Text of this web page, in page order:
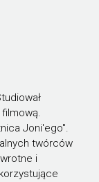
filmową.
Joni'ego".
twórców
i